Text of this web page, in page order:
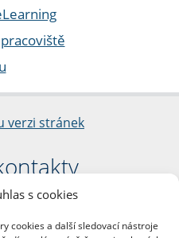
s cookies
cookies a další sledovací nástroje
verzi stránek
fakulta
1/2